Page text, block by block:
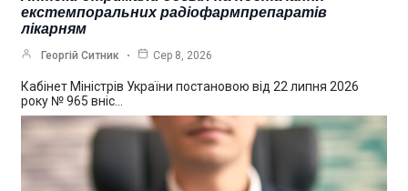
екстемпоральних радіофармпрепаратів
лікарням
Георгій Ситник Сер 8, 2026
Кабінет Міністрів України постановою від 22 липня 2026
року № 965 вніс…